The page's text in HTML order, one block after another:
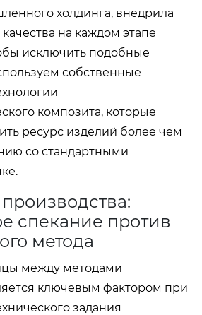
холдинга, внедрила
на каждом этапе
исключить подобные
собственные
композита, которые
ресурс изделий более чем
со стандартными
спекание против
метода
между методами
ключевым фактором при
задания